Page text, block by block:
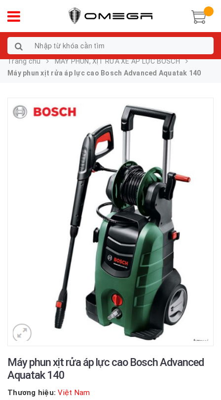
Trang chủ
MÁY PHUN, XỊT RỬA XE ÁP LỰC BOSCH
Máy phun xịt rửa áp lực cao Bosch Advanced Aquatak 140
Máy phun xịt rửa áp lực cao Bosch Advanced
Aquatak 140
Thương hiệu: Việt Nam